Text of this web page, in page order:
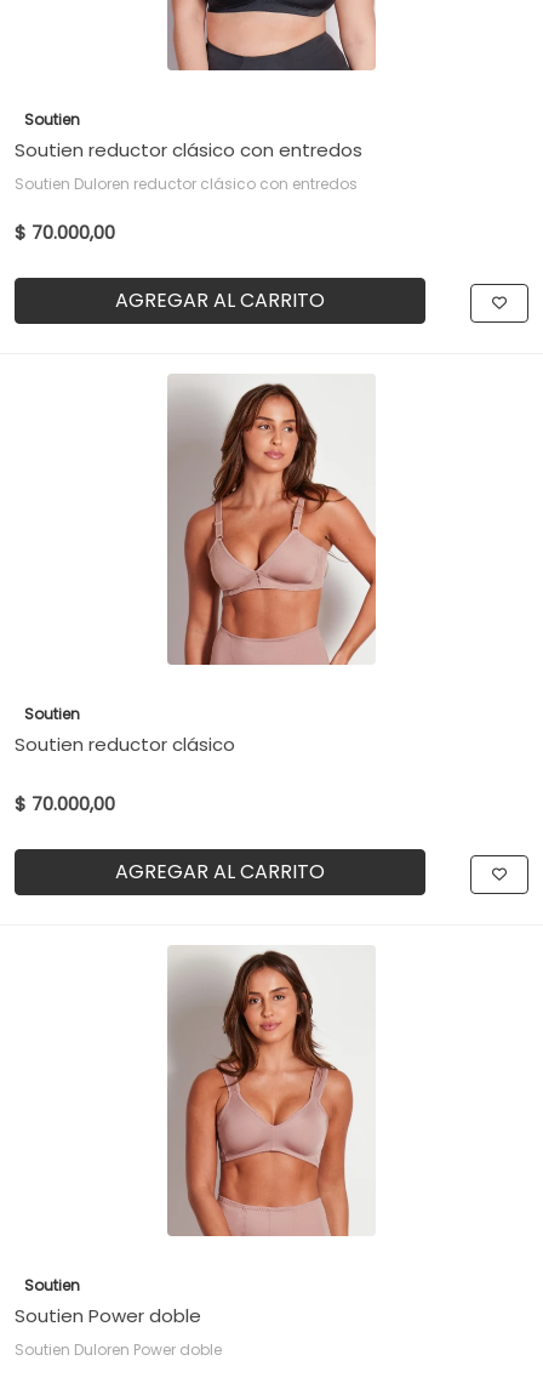
Soutien
Soutien reductor clásico con entredos
Soutien Duloren reductor clásico con entredos
$ 70.000,00
AGREGAR AL CARRITO
Soutien
Soutien reductor clásico
$ 70.000,00
AGREGAR AL CARRITO
Soutien
Soutien Power doble
Soutien Duloren Power doble